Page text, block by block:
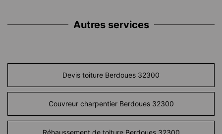
Autres services
Devis toiture Berdoues 32300
Couvreur charpentier Berdoues 32300